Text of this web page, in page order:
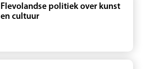
Flevolandse politiek over kunst
en cultuur